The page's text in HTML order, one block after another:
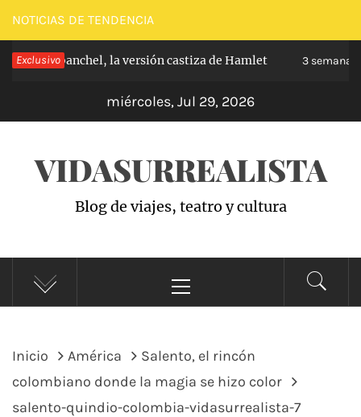
Saltar
al
contenido
NOTICIAS DE TENDENCIA
Exclusivo
de Carabanchel, la versión castiza de Hamlet 3 semanas
miércoles, Jul 29, 2026
VIDASURREALISTA
Blog de viajes, teatro y cultura
principal
Inicio América
Salento, el rincón
colombiano donde la magia se hizo color
salento-quindio-colombia-vidasurrealista-7